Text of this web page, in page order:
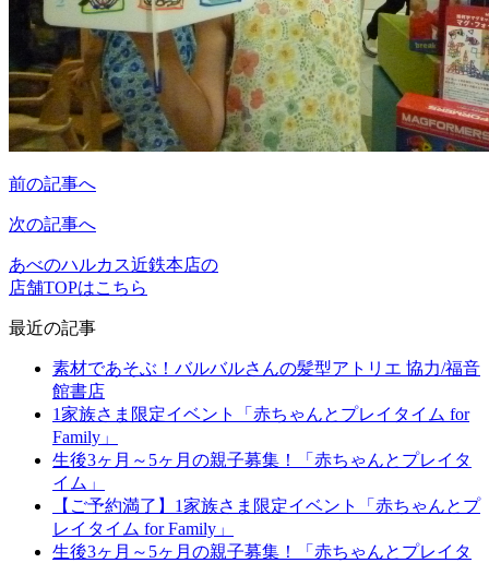
前の記事へ
次の記事へ
あべのハルカス近鉄本店の
店舗TOPはこちら
最近の記事
素材であそぶ！バルバルさんの髪型アトリエ 協力/福音
館書店
1家族さま限定イベント「赤ちゃんとプレイタイム for
Family」
生後3ヶ月～5ヶ月の親子募集！「赤ちゃんとプレイタ
イム」
【ご予約満了】1家族さま限定イベント「赤ちゃんとプ
レイタイム for Family」
生後3ヶ月～5ヶ月の親子募集！「赤ちゃんとプレイタ